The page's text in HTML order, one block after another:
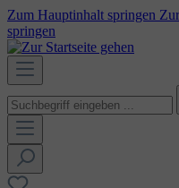
Zum Hauptinhalt springen
springen